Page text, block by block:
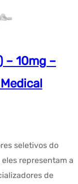
– 10mg –
seletivos do
representam a
de